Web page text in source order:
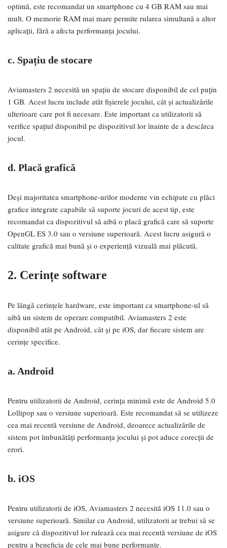
optimă, este recomandat un smartphone cu 4 GB RAM sau mai
mult. O memorie RAM mai mare permite rularea simultană a altor
aplicații, fără a afecta performanța jocului.
c. Spațiu de stocare
Aviamasters 2 necesită un spațiu de stocare disponibil de cel puțin
1 GB. Acest lucru include atât fișierele jocului, cât și actualizările
ulterioare care pot fi necesare. Este important ca utilizatorii să
verifice spațiul disponibil pe dispozitivul lor înainte de a descărca
jocul.
d. Placă grafică
Deși majoritatea smartphone-urilor moderne vin echipate cu plăci
grafice integrate capabile să suporte jocuri de acest tip, este
recomandat ca dispozitivul să aibă o placă grafică care să suporte
OpenGL ES 3.0 sau o versiune superioară. Acest lucru asigură o
calitate grafică mai bună și o experiență vizuală mai plăcută.
2. Cerințe software
Pe lângă cerințele hardware, este important ca smartphone-ul să
aibă un sistem de operare compatibil. Aviamasters 2 este
disponibil atât pe Android, cât și pe iOS, dar fiecare sistem are
cerințe specifice.
a. Android
Pentru utilizatorii de Android, cerința minimă este de Android 5.0
Lollipop sau o versiune superioară. Este recomandat să se utilizeze
cea mai recentă versiune de Android, deoarece actualizările de
sistem pot îmbunătăți performanța jocului și pot aduce corecții de
erori.
b. iOS
Pentru utilizatorii de iOS, Aviamasters 2 necesită iOS 11.0 sau o
versiune superioară. Similar cu Android, utilizatorii ar trebui să se
asigure că dispozitivul lor rulează cea mai recentă versiune de iOS
pentru a beneficia de cele mai bune performanțe.